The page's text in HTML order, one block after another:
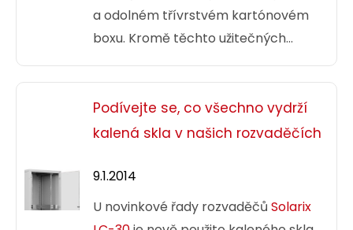
a odolném třívrstvém kartónovém
boxu. Kromě těchto užitečných
vlastností najdete na boxech Solarix
i několik dalších vychytávek. Chcete
vědět více? Podívejte se na naši
infografiku.
Podívejte se, co všechno vydrží
kalená skla v našich rozvaděčích
9.1.2014
U novinkové řady rozvaděčůSolarix